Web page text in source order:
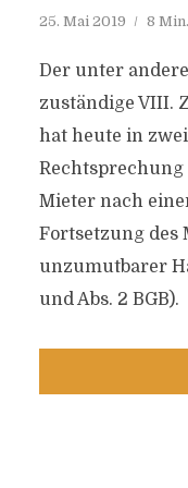
25. Mai 2019 8
Der unter
zuständige VIII.
hat heute in
Mieter nach
Fortsetzung des
unzumutbarer
und Abs. 2 BGB).